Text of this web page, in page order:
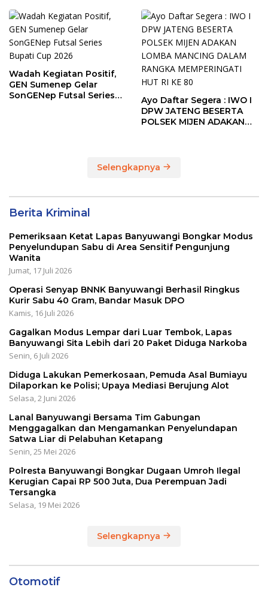
Championship 1
Wadah Kegiatan Positif,
GEN Sumenep Gelar
SonGENep Futsal Series
Ayo Daftar Segera : IWO I
DPW JATENG BESERTA
POLSEK MIJEN ADAKAN
Selengkapnya
Berita Kriminal
Pemeriksaan Ketat Lapas Banyuwangi Bongkar Modus
Penyelundupan Sabu di Area Sensitif Pengunjung
Wanita
Jumat, 17 Juli 2026
Operasi Senyap BNNK Banyuwangi Berhasil Ringkus
Kurir Sabu 40 Gram, Bandar Masuk DPO
Kamis, 16 Juli 2026
Gagalkan Modus Lempar dari Luar Tembok, Lapas
Banyuwangi Sita Lebih dari 20 Paket Diduga Narkoba
Senin, 6 Juli 2026
Diduga Lakukan Pemerkosaan, Pemuda Asal Bumiayu
Dilaporkan ke Polisi; Upaya Mediasi Berujung Alot
Selasa, 2 Juni 2026
Lanal Banyuwangi Bersama Tim Gabungan
Menggagalkan dan Mengamankan Penyelundapan
Satwa Liar di Pelabuhan Ketapang
Senin, 25 Mei 2026
Polresta Banyuwangi Bongkar Dugaan Umroh Ilegal
Kerugian Capai RP 500 Juta, Dua Perempuan Jadi
Tersangka
Selasa, 19 Mei 2026
Selengkapnya
Otomotif